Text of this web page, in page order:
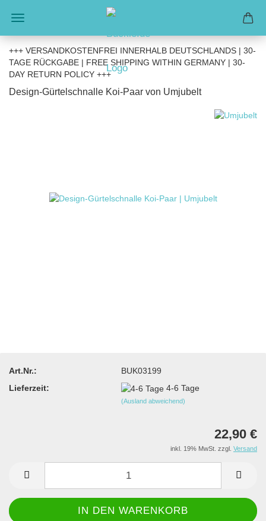
+++ VERSANDKOSTENFREI INNERHALB DEUTSCHLANDS | 30-
TAGE RÜCKGABE | FREE SHIPPING WITHIN GERMANY | 30-
DAY RETURN POLICY +++
Design-Gürtelschnalle Koi-Paar von Umjubelt
Art.Nr.:
BUK03199
Lieferzeit:
4-6 Tage
(Ausland abweichend)
22,90 €
inkl. 19% MwSt. zzgl. Versand